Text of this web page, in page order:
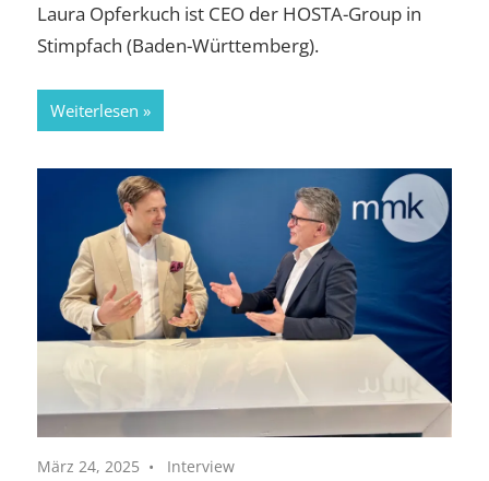
Laura Opferkuch ist CEO der HOSTA-Group in
Stimpfach (Baden-Württemberg).
Weiterlesen
März 24, 2025 Interview